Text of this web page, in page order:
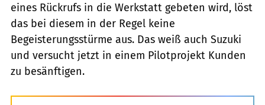
eines Rückrufs in die Werkstatt gebeten wird, löst
das bei diesem in der Regel keine
Begeisterungsstürme aus. Das weiß auch Suzuki
und versucht jetzt in einem Pilotprojekt Kunden
zu besänftigen.